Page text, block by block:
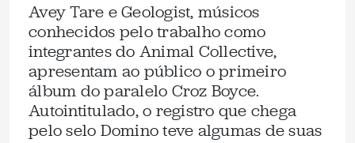
Avey Tare e Geologist, músicos
conhecidos pelo trabalho como
integrantes do Animal Collective,
apresentam ao público o primeiro
álbum do paralelo Croz Boyce.
Autointitulado, o registro que chega
pelo selo Domino teve algumas de suas